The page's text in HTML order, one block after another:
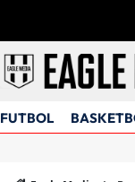
FUTBOL